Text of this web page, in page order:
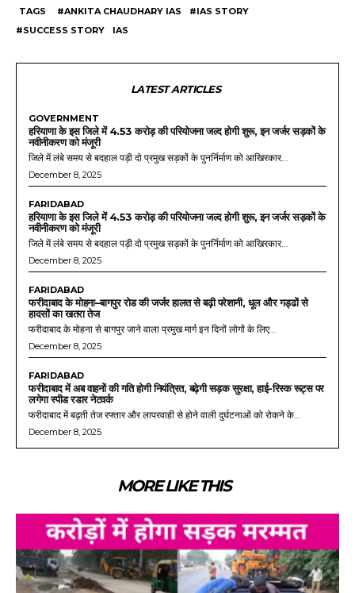
TAGS #ANKITA CHAUDHARY IAS
#IAS STORY
#SUCCESS STORY
IAS
LATEST ARTICLES
GOVERNMENT
हरियाणा के इस जिले में 4.53 करोड़ की परियोजना जल्द होगी शुरू, इन जर्जर सड़कों के
नवीनीकरण को मंजूरी
जिले में लंबे समय से बदहाल पड़ी दो प्रमुख सड़कों के पुनर्निर्माण को आखिरकार...
December 8, 2025
FARIDABAD
हरियाणा के इस जिले में 4.53 करोड़ की परियोजना जल्द होगी शुरू, इन जर्जर सड़कों के
नवीनीकरण को मंजूरी
जिले में लंबे समय से बदहाल पड़ी दो प्रमुख सड़कों के पुनर्निर्माण को आखिरकार...
December 8, 2025
FARIDABAD
फरीदाबाद के मोहना–बागपुर रोड की जर्जर हालत से बढ़ी परेशानी, धूल और गड्ढों से
हादसों का खतरा तेज
फरीदाबाद के मोहना से बागपुर जाने वाला प्रमुख मार्ग इन दिनों लोगों के लिए...
December 8, 2025
FARIDABAD
फरीदाबाद में अब वाहनों की गति होगी नियंत्रित, बढ़ेगी सड़क सुरक्षा, हाई-रिस्क रूट्स पर
लगेगा स्पीड रडार नेटवर्क
फरीदाबाद में बढ़ती तेज रफ्तार और लापरवाही से होने वाली दुर्घटनाओं को रोकने के...
December 8, 2025
MORE LIKE THIS